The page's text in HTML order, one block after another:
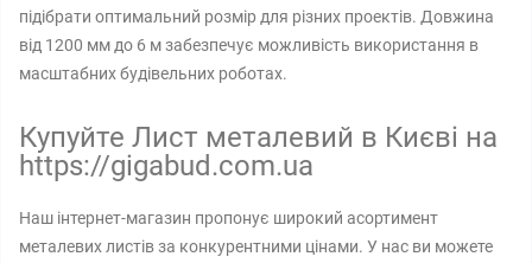
підібрати оптимальний розмір для різних проектів. Довжина
від 1200 мм до 6 м забезпечує можливість використання в
масштабних будівельних роботах.
Купуйте Лист металевий в Києві на
https://gigabud.com.ua
Наш інтернет-магазин пропонує широкий асортимент
металевих листів за конкурентними цінами. У нас ви можете